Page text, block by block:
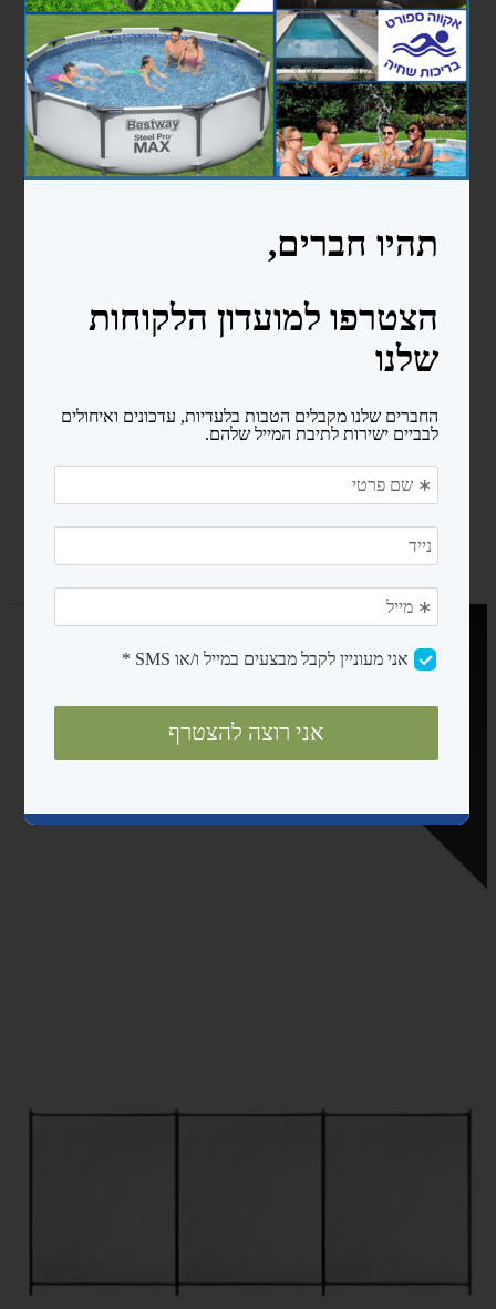
מעקות
סולמות
בריכות פיברגלס
חימום המים
משאבות לבריכות שחיה
משאבות לבריכות ניידות
משאבות לבריכות בנויות
קיטים משאבה + מסנן חול
רובוטים
שואבים
מסנני חול
פילטרים קרטריג'
כיסויים ומשטחי הגנה
כיסויים סולארים
מגלולים לכיסוי סולארי
צנרת ואביזרי PVC